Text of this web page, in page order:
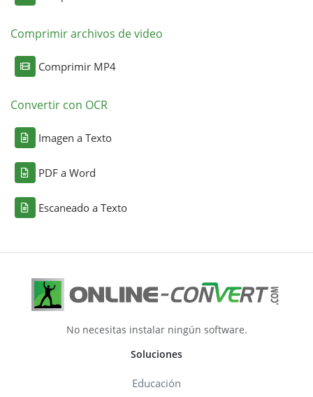
Comprimir archivos de video
Comprimir MP4
Convertir con OCR
Imagen a Texto
PDF a Word
Escaneado a Texto
No necesitas instalar ningún software.
Soluciones
Educación